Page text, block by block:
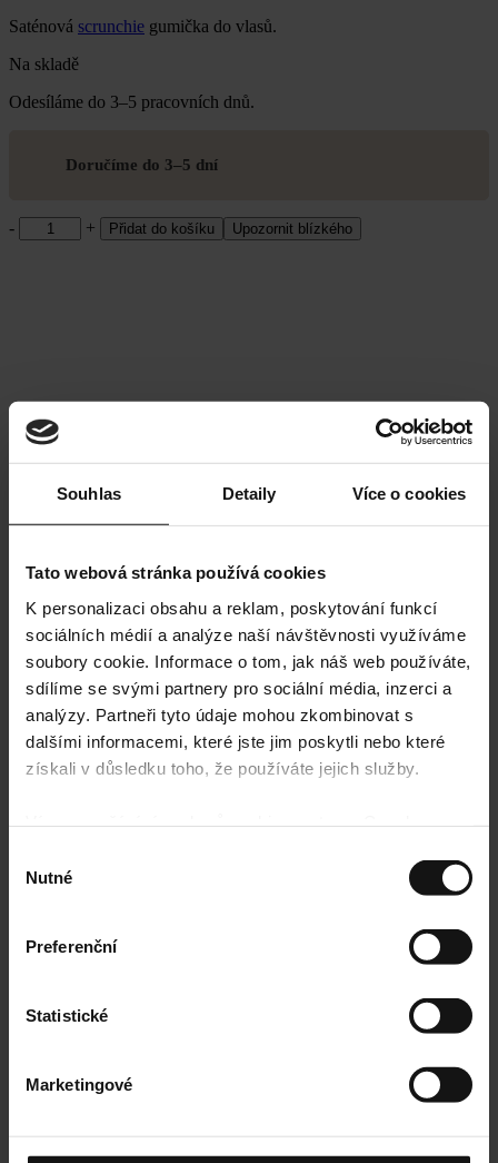
Souhlas Detaily Více o cookies
Tato webová stránka používá cookies
K personalizaci obsahu a reklam, poskytování funkcí
sociálních médií a analýze naší návštěvnosti využíváme
soubory cookie. Informace o tom, jak náš web používáte,
sdílíme se svými partnery pro sociální média, inzerci a
analýzy. Partneři tyto údaje mohou zkombinovat s
dalšími informacemi, které jste jim poskytli nebo které
získali v důsledku toho, že používáte jejich služby.
souhlasu
Nutné
Preferenční
Statistické
Marketingové
Saténová scrunchie gumička do vlasů.
Na skladě
Odesíláme do 3–5 pracovních dnů.
Doručíme do 3–5 dní
Scrunchie
Rosé
- + Přidat do košíku Upozornit blízkého
Bezpečná platba
Jednoduché vrácení